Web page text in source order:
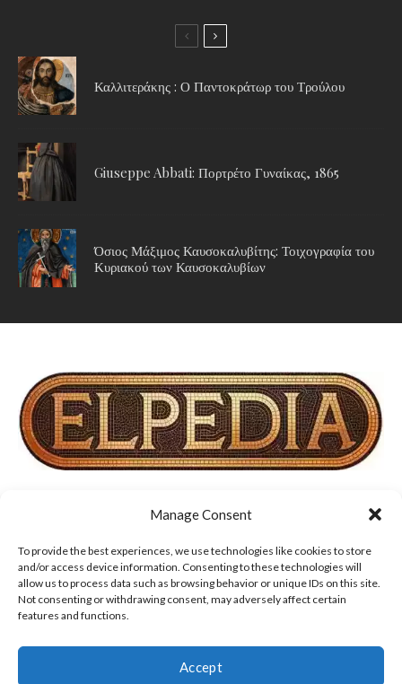
Manage Consent
To provide the best experiences, we use technologies like cookies to store
and/or access device information. Consenting to these technologies will
allow us to process data such as browsing behavior or unique IDs on this site.
Not consenting or withdrawing consent, may adversely affect certain
features and functions.
Accept
Καλλιτεράκης : Ο Παντοκράτωρ του Τρούλου
Giuseppe Abbati: Πορτρέτο Γυναίκας, 1865
Όσιος Μάξιμος Καυσοκαλυβίτης: Τοιχογραφία του
Κυριακού των Καυσοκαλυβίων
ΣΧΕΤΙΚΑ ΜΕ ΕΜΑΣ
ΟΡΟΙ ΧΡΗΣΗΣ, COOKIES & ΠΟΛΙΤΙΚΗ ΑΠΟΡΡΗΤΟΥ
ΔΗΛΩΣΗ ΑΠΟΠΟΙΗΣΗΣ ΕΥΘΥΝΩΝ ΕΠΙΚΟΙΝΩΝΙΑ